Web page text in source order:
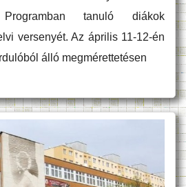
Programban tanuló diákok
versenyét. Az április 11-12-én
álló megmérettetésen